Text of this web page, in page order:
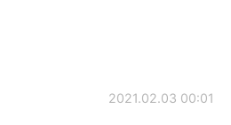
2021.02.03 00:01